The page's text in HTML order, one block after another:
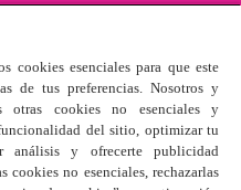
web
cookies esenciales para que este
de tus preferencias. Nosotros y
otras cookies no esenciales y
del sitio, optimizar tu
análisis y ofrecerte publicidad
cookies no esenciales, rechazarlas